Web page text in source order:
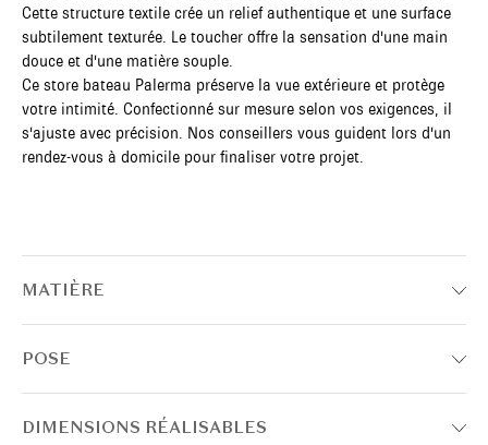
Cette structure textile crée un relief authentique et une surface
subtilement texturée. Le toucher offre la sensation d'une main
douce et d'une matière souple.
Ce store bateau Palerma préserve la vue extérieure et protège
votre intimité. Confectionné sur mesure selon vos exigences, il
s'ajuste avec précision. Nos conseillers vous guident lors d'un
rendez-vous à domicile pour finaliser votre projet.
MATIÈRE
POSE
DIMENSIONS RÉALISABLES